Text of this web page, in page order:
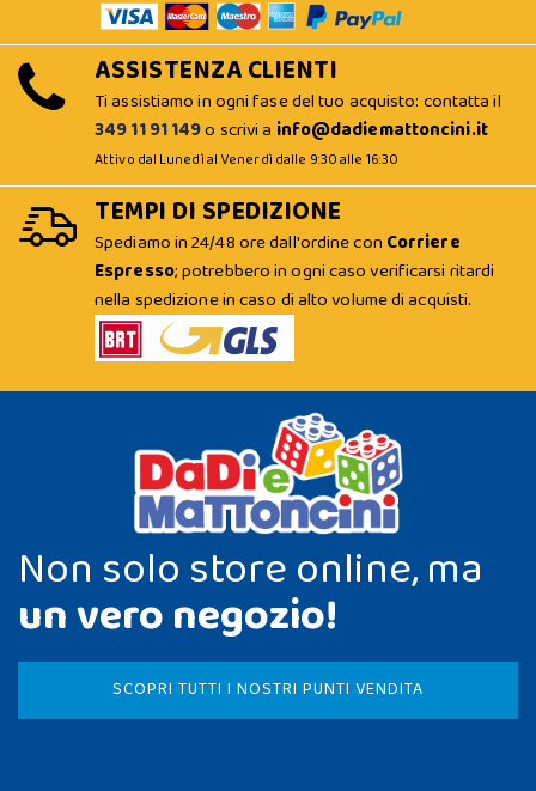
ASSISTENZA CLIENTI
Ti assistiamo in ogni fase del tuo acquisto: contatta il
349 11 91 149o scrivi a info@dadiemattoncini.it
Attivo dal Lunedì al Venerdì dalle 9:30 alle 16:30
TEMPI DI SPEDIZIONE
Spediamo in 24/48 ore dall'ordine con Corriere
Espresso; potrebbero in ogni caso verificarsi ritardi
nella spedizione in caso di alto volume di acquisti.
Non solo store online, ma
un vero negozio!
SCOPRI TUTTI I NOSTRI PUNTI VENDITA